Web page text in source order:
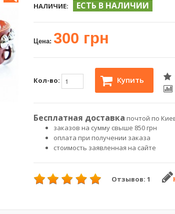
НАЛИЧИЕ:
ЕСТЬ В НАЛИЧИИ
Цена: 300 грн
Кол-во: Купить
Бесплатная доставка почтой по
заказов на сумму свыше 850 грн
оплата при получении заказа
стоимость заявленная на сайте
Отзывов: 1